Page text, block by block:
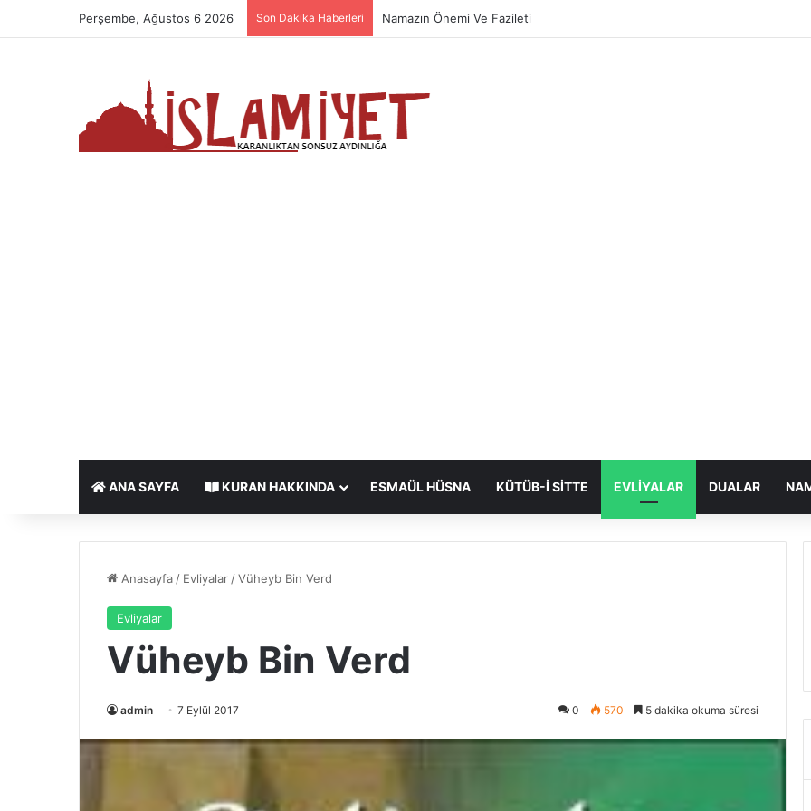
Perşembe, Ağustos 6 2026 Son Dakika Haberleri Namazın Önemi Ve Fazileti
ANA SAYFA KURAN HAKKINDA ESMAÜL HÜSNA KÜTÜB-I SITTE EVLIYALAR DUALAR
Anasayfa / Evliyalar /Vüheyb Bin Verd
Evliyalar
Vüheyb Bin Verd
admin 7 Eylül 2017 0 570 5 dakika okuma süresi